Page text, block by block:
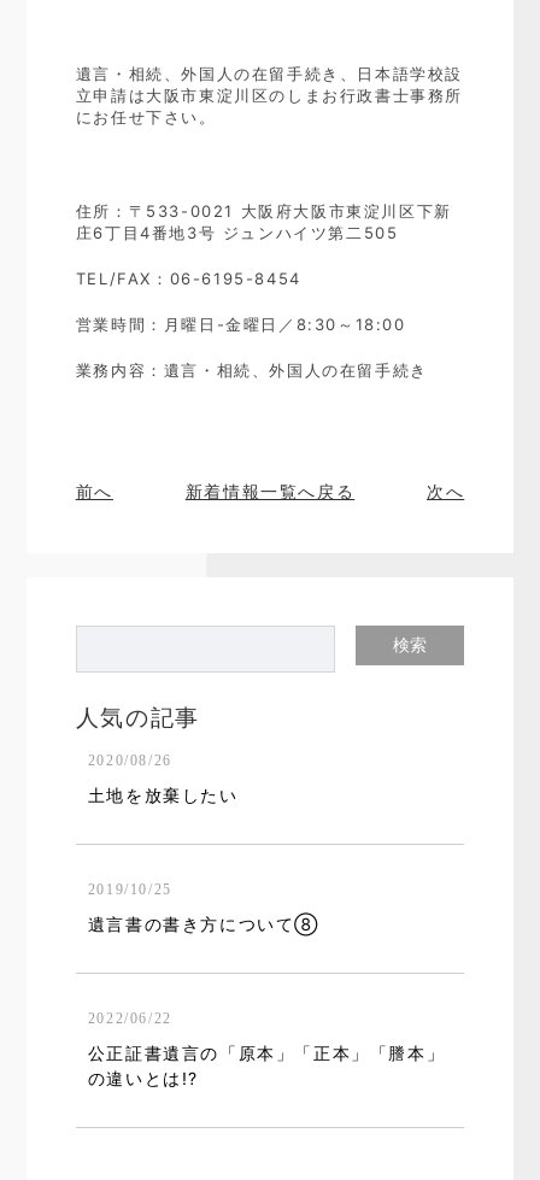
遺言・相続、外国人の在留手続き、日本語学校設
立申請は大阪市東淀川区のしまお行政書士事務所
にお任せ下さい。
住所：〒533-0021 大阪府大阪市東淀川区下新
庄6丁目4番地3号 ジュンハイツ第二505
TEL/FAX：06-6195-8454
営業時間：月曜日-金曜日／8:30～18:00
業務内容：遺言・相続、外国人の在留手続き
前へ 新着情報一覧へ戻る 次へ
人気の記事
2020/08/26
土地を放棄したい
2019/10/25
遺言書の書き方について⑧
2022/06/22
公正証書遺言の「原本」「正本」「謄本」
の違いとは!?